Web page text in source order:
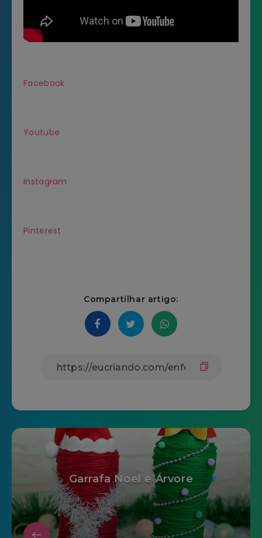
Facebook
Youtube
Instagram
Pinterest
Compartilhar artigo:
Garrafa Noel e Árvore